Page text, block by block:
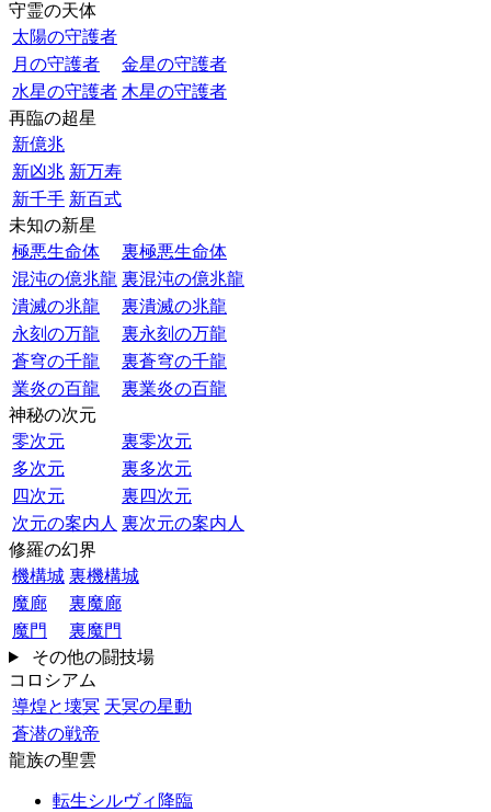
守霊の天体
太陽の守護者
月の守護者
金星の守護者
水星の守護者 木星の守護者
再臨の超星
新億兆
新凶兆 新万寿
新千手 新百式
未知の新星
極悪生命体
裏極悪生命体
混沌の億兆龍 裏混沌の億兆龍
潰滅の兆龍
裏潰滅の兆龍
永刻の万龍
裏永刻の万龍
蒼穹の千龍
裏蒼穹の千龍
業炎の百龍
裏業炎の百龍
神秘の次元
零次元
裏零次元
多次元
裏多次元
四次元
裏四次元
次元の案内人 裏次元の案内人
修羅の幻界
機構城 裏機構城
魔廊
裏魔廊
魔門
裏魔門
その他の闘技場
コロシアム
導煌と壊冥 天冥の星動
蒼潜の戦帝
龍族の聖雲
転生シルヴィ降臨